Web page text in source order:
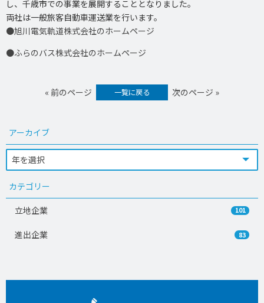
し、千歳市での事業を展開することとなりました。
両社は一般旅客自動車運送業を行います。
●旭川電気軌道株式会社のホームページ
●ふらのバス株式会社のホームページ
« 前のページ 一覧に戻る 次のページ »
アーカイブ
カテゴリー
立地企業 101
進出企業 83